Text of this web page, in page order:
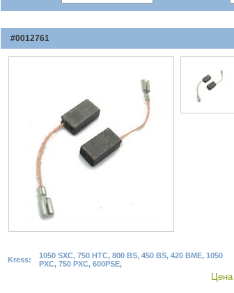
#0012761
Kress:
1050 SXC, 750 HTC, 800 BS, 450 BS, 420 BME, 1050
PXC, 750 PXC, 600PSE,
Цена